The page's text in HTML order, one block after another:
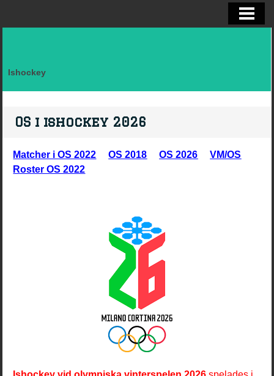
Ishockey
OS i ishockey 2026
Matcher i OS 2022 OS 2018 OS 2026
VM/OS
Roster OS 2022